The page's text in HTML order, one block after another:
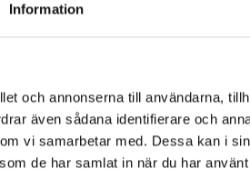
Information
och annonserna till användarna,
även sådana identifierare och
vi samarbetar med. Dessa kan i
de har samlat in när du har